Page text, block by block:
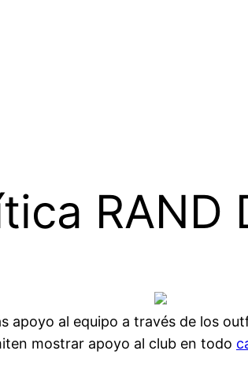
RAND
apoyo al equipo a través de los
mostrar apoyo al club en todo